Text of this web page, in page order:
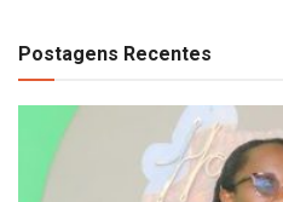
Postagens Recentes